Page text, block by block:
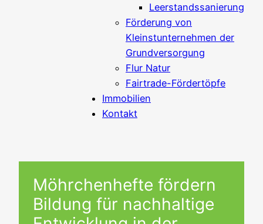
Leerstandssanierung
Förderung von
Kleinstunternehmen der
Grundversorgung
Flur Natur
Fairtrade-Fördertöpfe
Immobilien
Kontakt
Möhrchenhefte fördern
Bildung für nachhaltige